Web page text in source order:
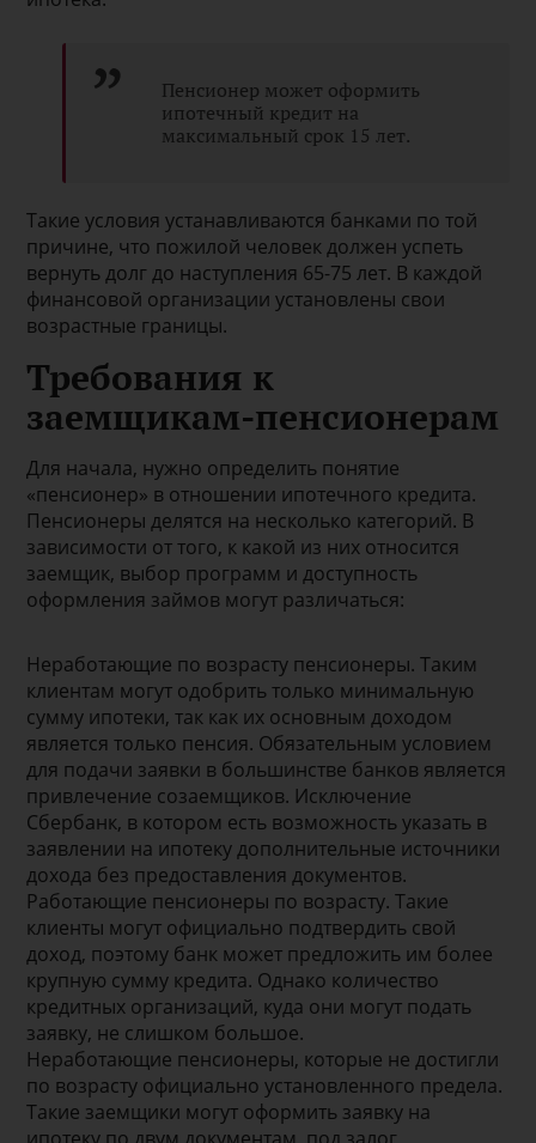
Пенсионер может оформить
ипотечный кредит на
максимальный срок 15 лет.
Такие условия устанавливаются банками по той
причине, что пожилой человек должен успеть
вернуть долг до наступления 65-75 лет. В каждой
финансовой организации установлены свои
возрастные границы.
Требования к
заемщикам-пенсионерам
Для начала, нужно определить понятие
«пенсионер» в отношении ипотечного кредита.
Пенсионеры делятся на несколько категорий. В
зависимости от того, к какой из них относится
заемщик, выбор программ и доступность
оформления займов могут различаться:
Неработающие по возрасту пенсионеры. Таким
клиентам могут одобрить только минимальную
сумму ипотеки, так как их основным доходом
является только пенсия. Обязательным условием
для подачи заявки в большинстве банков является
привлечение созаемщиков. Исключение
Сбербанк, в котором есть возможность указать в
заявлении на ипотеку дополнительные источники
дохода без предоставления документов.
Работающие пенсионеры по возрасту. Такие
клиенты могут официально подтвердить свой
доход, поэтому банк может предложить им более
крупную сумму кредита. Однако количество
кредитных организаций, куда они могут подать
заявку, не слишком большое.
Неработающие пенсионеры, которые не достигли
по возрасту официально установленного предела.
Такие заемщики могут оформить заявку на